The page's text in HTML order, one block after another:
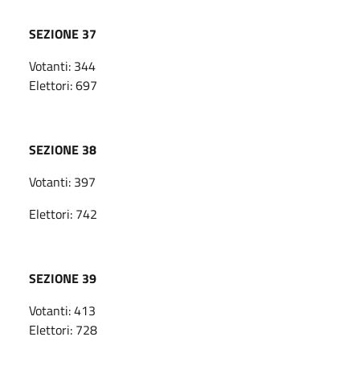
SEZIONE 37
Votanti: 344
Elettori: 697
SEZIONE 38
Votanti: 397
Elettori: 742
SEZIONE 39
Votanti: 413
Elettori: 728